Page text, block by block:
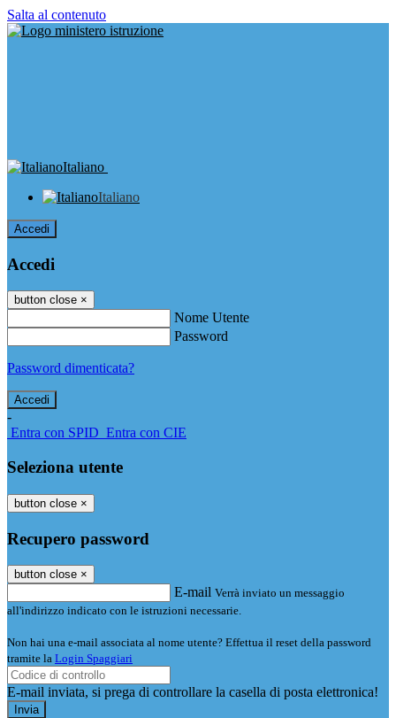
Salta al contenuto
Italiano
Italiano
Accedi
Accedi
button close ×
Nome Utente
Password
Password dimenticata?
-
Entra con SPID Entra con CIE
Seleziona utente
button close ×
Recupero password
button close ×
E-mail Verrà inviato un messaggio
all'indirizzo indicato con le istruzioni necessarie.
Non hai una e-mail associata al nome utente? Effettua il reset della password
tramite la Login Spaggiari
E-mail inviata, si prega di controllare la casella di posta elettronica!